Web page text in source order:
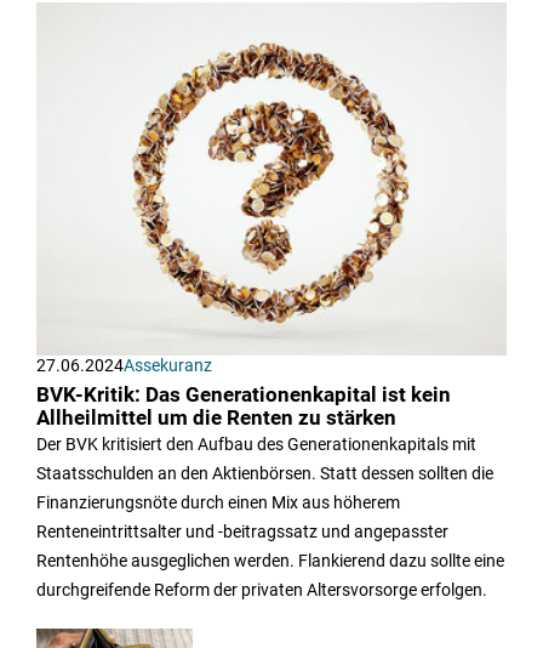
27.06.2024Assekuranz
BVK-Kritik: Das Generationenkapital ist kein
Allheilmittel um die Renten zu stärken
Der BVK kritisiert den Aufbau des Generationenkapitals mit
Staatsschulden an den Aktienbörsen. Statt dessen sollten die
Finanzierungsnöte durch einen Mix aus höherem
Renteneintrittsalter und -beitragssatz und angepasster
Rentenhöhe ausgeglichen werden. Flankierend dazu sollte eine
durchgreifende Reform der privaten Altersvorsorge erfolgen.